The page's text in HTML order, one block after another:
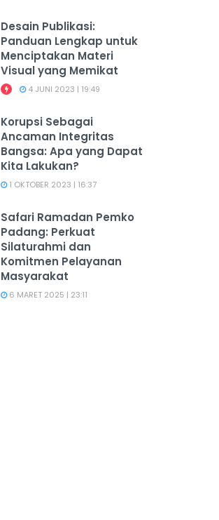
Desain Publikasi:
Panduan Lengkap untuk
Menciptakan Materi
Visual yang Memikat
4 JUNI 2023 | 19:49
Korupsi Sebagai
Ancaman Integritas
Bangsa: Apa yang Dapat
Kita Lakukan?
1 OKTOBER 2023 | 16:37
Safari Ramadan Pemko
Padang: Perkuat
Silaturahmi dan
Komitmen Pelayanan
Masyarakat
6 MARET 2025 | 23:11